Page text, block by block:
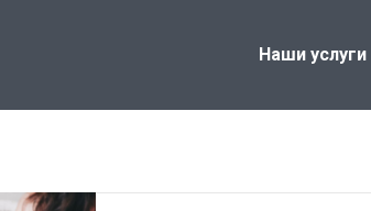
Наши услуги